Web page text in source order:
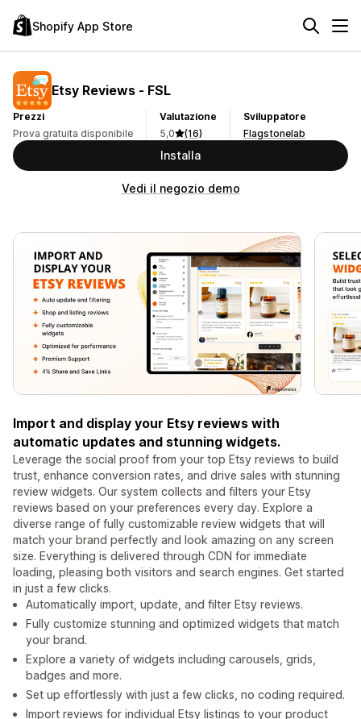
Shopify App Store
Etsy Reviews ‑ FSL
Prezzi
Prova gratuita disponibile
Valutazione
5,0
(16)
Sviluppatore
Flagstonelab
Installa
Vedi il negozio demo
Import and display your Etsy reviews with
automatic updates and stunning widgets.
Leverage the social proof from your top Etsy reviews to build
trust, enhance conversion rates, and drive sales with stunning
review widgets. Our system collects and filters your Etsy
reviews based on your preferences every day. Explore a
diverse range of fully customizable review widgets that will
match your brand perfectly and look amazing on any screen
size. Everything is delivered through CDN for immediate
loading, pleasing both visitors and search engines. Get started
in just a few clicks.
Automatically import, update, and filter Etsy reviews.
Fully customize stunning and optimized widgets that match
your brand.
Explore a variety of widgets including carousels, grids,
badges and more.
Set up effortlessly with just a few clicks, no coding required.
Import reviews for individual Etsy listings to your product